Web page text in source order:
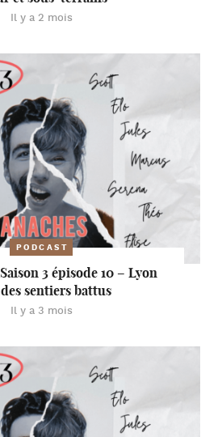
Il y a 2 mois
PODCAST
3 épisode 10 – Lyon
sentiers battus
Il y a 3 mois